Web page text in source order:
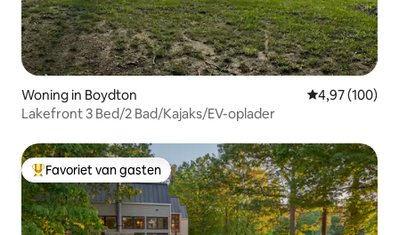
Woning in Boydton Gemiddelde
4,97 (100)
Lakefront 3 Bed/2 Bad/Kajaks/EV-oplader
Topfavoriet van gasten
Favoriet van gasten